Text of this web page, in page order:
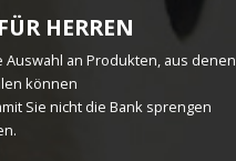
HERREN
an Produkten, aus denen
können
Sie nicht die Bank sprengen